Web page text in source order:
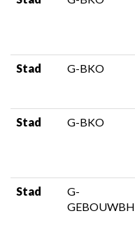
Stad G-BKO
Stad G-BKO
Stad
G-
GEBOUWBH